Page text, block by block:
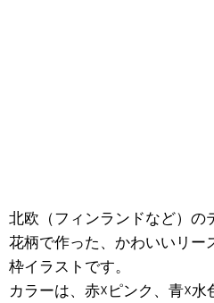
北欧（フィンランドなど）の
花柄で作った、かわいいリー
枠イラストです。
カラーは、赤☓ピンク、青☓